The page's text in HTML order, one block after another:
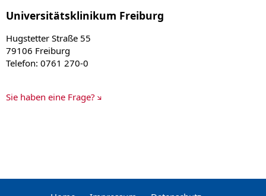
Universitätsklinikum Freiburg
Hugstetter Straße 55
79106 Freiburg
Telefon: 0761 270-0
Sie haben eine Frage?